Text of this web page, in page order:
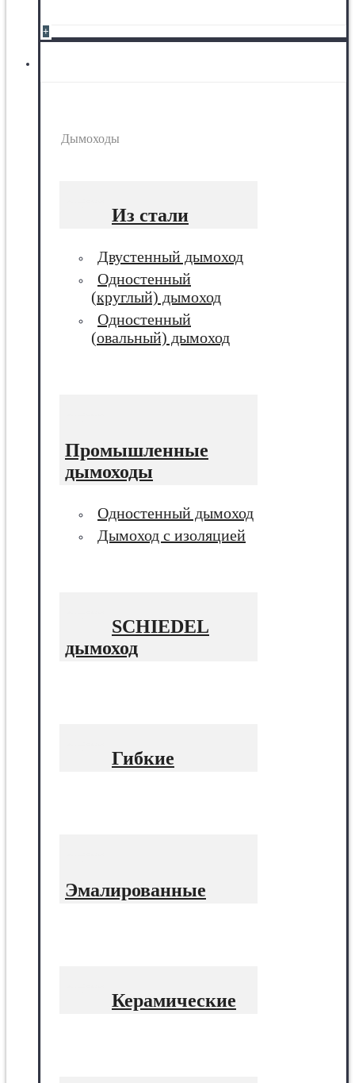
+
Дымоходы
Из стали
Двустенный дымоход
Одностенный
(круглый) дымоход
Одностенный
(овальный) дымоход
Промышленные
дымоходы
Одностенный дымоход
Дымоход с изоляцией
SCHIEDEL
дымоход
Гибкие
Эмалированные
Керамические